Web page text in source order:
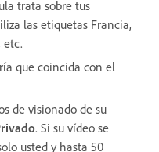
trata sobre tus
las etiquetas Francia,
etc.
que coincida con el
de visionado de su
. Si su vídeo se
usted y hasta 50